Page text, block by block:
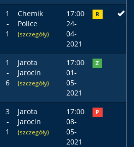
1
-
1
Chemik
Police
(szczegóły)
17:00
24-
04-
2021
R
1
-
6
Jarota
Jarocin
(szczegóły)
17:00
01-
05-
2021
Z
3
-
1
Jarota
Jarocin
(szczegóły)
17:00
08-
05-
2021
P